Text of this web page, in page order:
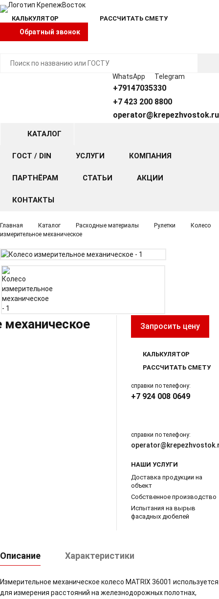
КАЛЬКУЛЯТОР РАССЧИТАТЬ СМЕТУ
Обратный звонок
WhatsApp Telegram
+79147035330
+7 423 200 8800
operator@krepezhvostok.ru
КАТАЛОГ
ГОСТ / DIN УСЛУГИ КОМПАНИЯ
ПАРТНЁРАМ СТАТЬИ АКЦИИ
КОНТАКТЫ
Главная Каталог Расходные материалы Рулетки
Колесо
измерительное механическое
Запросить цену
КАЛЬКУЛЯТОР
РАССЧИТАТЬ СМЕТУ
справки по телефону:
+7 924 008 0649
справки по телефону:
НАШИ УСЛУГИ
Доставка продукции на
объект
Собственное производство
Испытания на вырыв
фасадных дюбелей
Описание Характеристики
Измерительное механическое колесо MATRIX 36001 используется
для измерения расстояний на железнодорожных полотнах,